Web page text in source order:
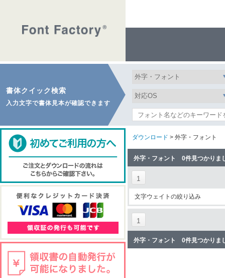
書体クイック検索
入力文字で書体見本が確認できます
ダウンロード > 外字・フォント
外字・フォント 0件見つかりま
1
文字ウェイトの絞り込み
1
外字・フォント 0件見つかりま